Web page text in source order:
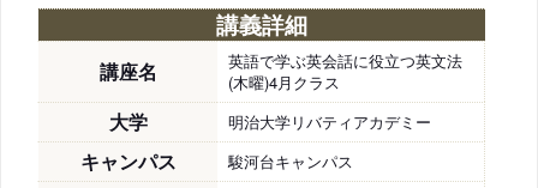
講義詳細
講座名
英語で学ぶ英会話に役立つ英文法
(木曜)4月クラス
大学 明治大学リバティアカデミー
キャンパス 駿河台キャンパス